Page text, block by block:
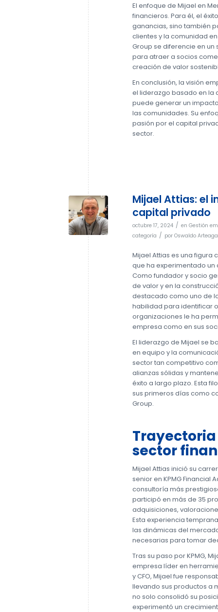
El enfoque de Mijael en
financieros. Para él, el
ganancias, sino también
clientes y la comunidad
Group se diferencie en
para atraer a socios
creación de valor
En conclusión, la visión
el liderazgo basado en la
puede generar un
las comunidades. Su
pasión por el capital
sector.
Mijael Attias: el
capital privado
octubre 17, 2024 / en Gestión
categoría / por Oswaldo Arteaga
Mijael Attias es una figura
que ha experimentado un
Como fundador y socio
de valor y en la
destacado como uno de
habilidad para identificar
organizaciones le ha
empresa como en sus
El liderazgo de Mijael se
en equipo y la
sector tan competitivo
alianzas sólidas y
éxito a largo plazo. Esta
sus primeros días como
Group.
sector
Mijael Attias inició su
senior en KPMG Financial
consultoría más
participó en más de 35
adquisiciones,
Esta experiencia
las dinámicas del
necesarias para tomar
Tras su paso por KPMG,
empresa líder en
y CFO, Mijael fue
llevando sus productos a
no solo consolidó su
experimentó un